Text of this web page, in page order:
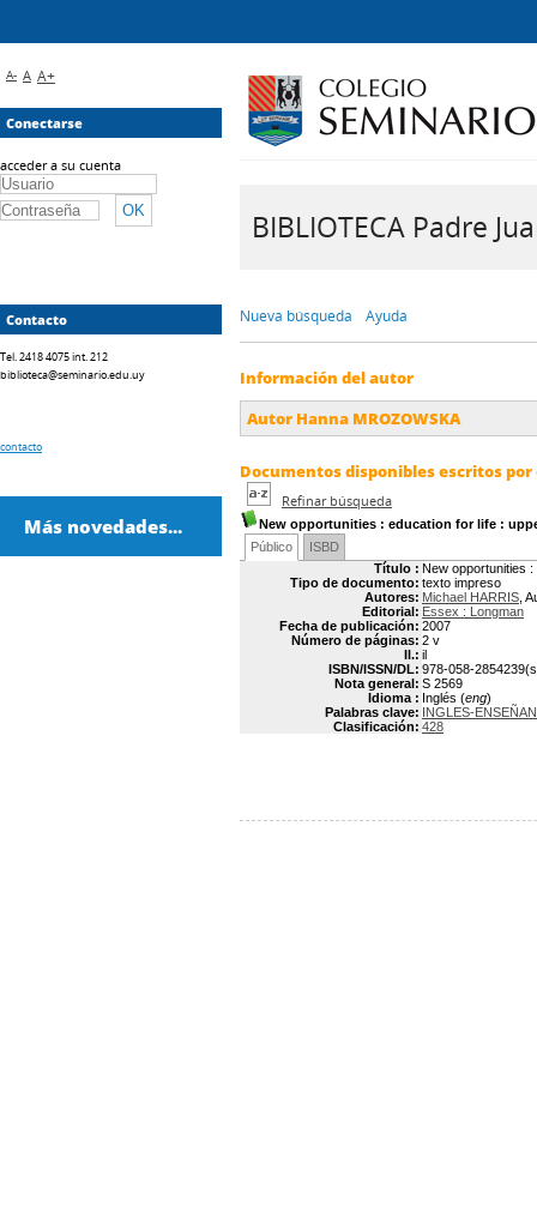
BIBLIOTECA Padre
Nueva búsqueda Ayuda
Información del autor
Autor Hanna MROZOWSKA
Documentos disponibles escritos
Refinar búsqueda
New opportunities : education for life :
Público
ISBD
Título : New opportunities
Tipo de documento: texto impreso
Autores: Michael HARRIS ,
Editorial: Essex : Longman
Fecha de publicación: 2007
Número de páginas: 2 v
Il.: il
ISBN/ISSN/DL: 978-058-
Nota general: S 2569
Idioma : Inglés (eng)
Palabras clave: INGLES-
Clasificación: 428
A- A A+
Conectarse
acceder a su cuenta
Contacto
Tel. 2418 4075 int. 212
biblioteca@seminario.edu.uy
contacto
Más novedades...